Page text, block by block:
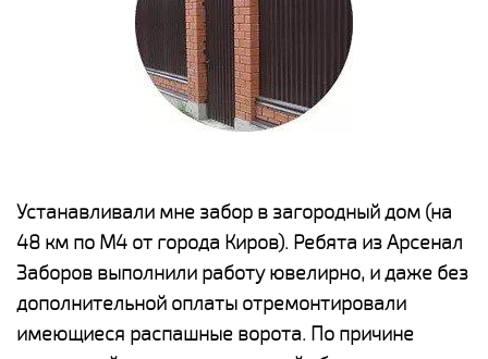
Устанавливали мне забор в загородный дом (на
48 км по М4 от города Киров). Ребята из Арсенал
Заборов выполнили работу ювелирно, и даже без
дополнительной оплаты отремонтировали
имеющиеся распашные ворота. По причине